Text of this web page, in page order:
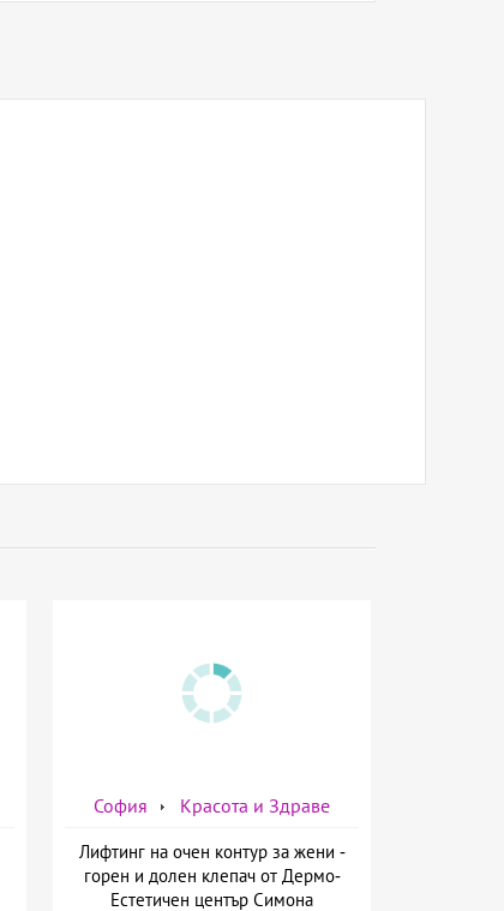
София Красота и Здраве
Лифтинг на очен контур за жени -
горен и долен клепач от Дермо-
Естетичен център Симона